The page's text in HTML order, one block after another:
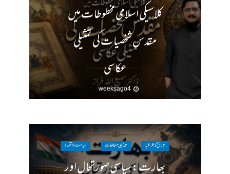
کلاسیکی اسلامی مخطوطات میں
مقدس شخصیات کی تمثیلی
عکاسی
4 weeks ago
تاریخ / جغرافیہ تہذیبی مطالعات سیاست واقتصاد
بھارت : سیاسی صورتحال اور